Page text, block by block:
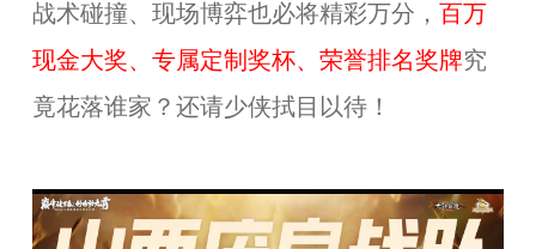
战术碰撞、现场博弈也必将精彩万分， 百万
现金大奖、专属定制奖杯、荣誉排名奖牌究
竟花落谁家？还请少侠拭目以待！